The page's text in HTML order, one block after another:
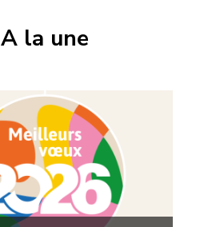
A la une